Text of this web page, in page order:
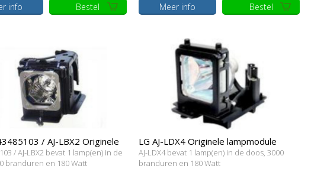
info
Bestel
Meer info
Bestel
/ AJ-LBX2 Originele
/ AJ-LBX2 bevat 1 lamp(en) in de
branduren en 180 Watt
LG AJ-LDX4 Originele lampmodule
AJ-LDX4 bevat 1 lamp(en) in de doos, 3000
branduren en 180 Watt